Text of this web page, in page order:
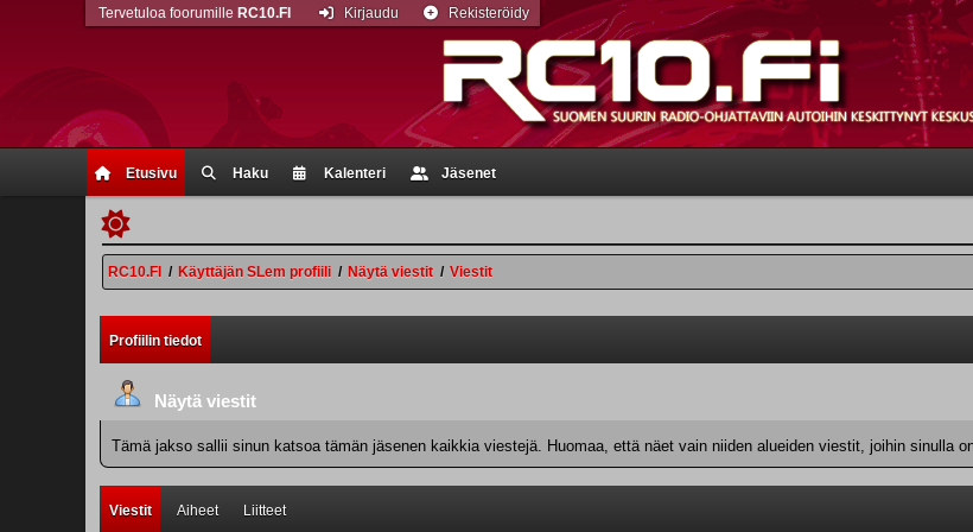
Etusivu Haku Kalenteri Jäsenet
Tervetuloa foorumille RC10.FI Kirjaudu Rekisteröidy
RC10.FI / Käyttäjän SLem profiili / Näytä viestit / Viestit
Profiilin tiedot
Näytä viestit
Tämä jakso sallii sinun katsoa tämän jäsenen kaikkia viestejä. Huomaa, että näet vain niiden alueiden viestit, joihin sinulla
Viestit Aiheet Liitteet